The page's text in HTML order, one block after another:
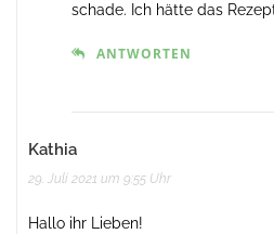
schade. Ich hätte das
ANTWORTEN
Kathia
29. Juli 2021 um 9:55 Uhr
Hallo ihr Lieben!